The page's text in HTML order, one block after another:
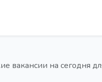
вакансии на сегодня